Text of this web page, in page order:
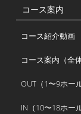
コース案内
コース紹介動画
コース案内（全
OUT（1〜9ホール
IN（10〜18ホー